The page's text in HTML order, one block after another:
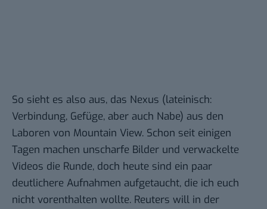
So sieht es also aus, das Nexus (lateinisch:
Verbindung, Gefüge, aber auch Nabe) aus den
Laboren von Mountain View. Schon seit einigen
Tagen machen unscharfe Bilder und verwackelte
Videos die Runde, doch heute sind ein paar
deutlichere Aufnahmen aufgetaucht, die ich euch
nicht vorenthalten wollte. Reuters will in der